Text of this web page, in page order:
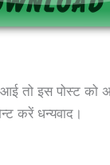
तो इस पोस्ट को
करें धन्यवाद।